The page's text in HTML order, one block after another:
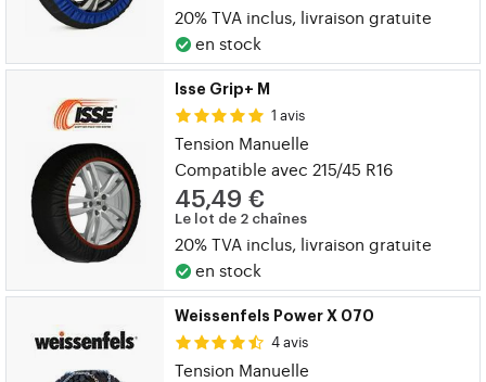
20% TVA inclus, livraison gratuite
en stock
Isse Grip+ M
1 avis
Tension Manuelle
Compatible avec 215/45 R16
45,49 €
Le lot de 2 chaînes
20% TVA inclus, livraison gratuite
en stock
Weissenfels Power X 070
4 avis
Tension Manuelle